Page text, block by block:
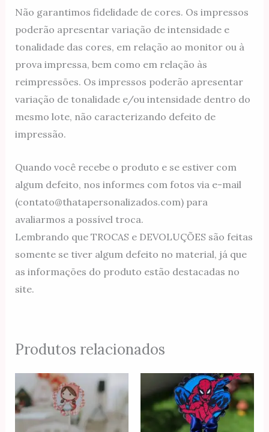
Não garantimos fidelidade de cores. Os impressos
poderão apresentar variação de intensidade e
tonalidade das cores, em relação ao monitor ou à
prova impressa, bem como em relação às
reimpressões. Os impressos poderão apresentar
variação de tonalidade e/ou intensidade dentro do
mesmo lote, não caracterizando defeito de
impressão.
Quando você recebe o produto e se estiver com
algum defeito, nos informes com fotos via e-mail
(contato@thatapersonalizados.com) para
avaliarmos a possível troca.
Lembrando que TROCAS e DEVOLUÇÕES são feitas
somente se tiver algum defeito no material, já que
as informações do produto estão destacadas no
site.
Produtos relacionados